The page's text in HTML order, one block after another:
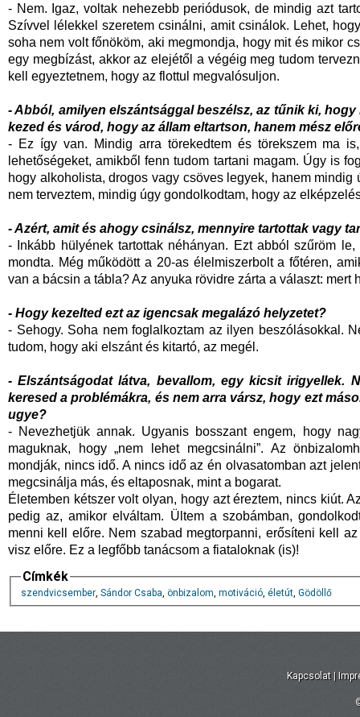
- Nem. Igaz, voltak nehezebb periódusok, de mindig azt
Szívvel lélekkel szeretem csinálni, amit csinálok. Lehet,
soha nem volt főnököm, aki megmondja, hogy mit és mikor
egy megbízást, akkor az elejétől a végéig meg tudom
kell egyeztetnem, hogy az flottul megvalósuljon.
- Abból, amilyen elszántsággal beszélsz, az tűnik ki,
kezed és várod, hogy az állam eltartson, hanem mész
- Ez így van. Mindig arra törekedtem és törekszem ma
lehetőségeket, amikből fenn tudom tartani magam. Úgy is
hogy alkoholista, drogos vagy csöves legyek, hanem
nem terveztem, mindig úgy gondolkodtam, hogy az
- Azért, amit és ahogy csinálsz, mennyire tartottak vagy
- Inkább hülyének tartottak néhányan. Ezt abból szűröm
mondta. Még működött a 20-as élelmiszerbolt a főtéren,
van a bácsin a tábla? Az anyuka rövidre zárta a választ: mert
- Hogy kezelted ezt az igencsak megalázó helyzetet?
- Sehogy. Soha nem foglalkoztam az ilyen beszólásokkal.
tudom, hogy aki elszánt és kitartó, az megél.
- Elszántságodat látva, bevallom, egy kicsit irigyellek.
keresed a problémákra, és nem arra vársz, hogy ezt
ugye?
- Nevezhetjük annak. Ugyanis bosszant engem, hogy
maguknak, hogy „nem lehet megcsinálni”. Az
mondják, nincs idő. A nincs idő az én olvasatomban azt
megcsinálja más, és eltaposnak, mint a bogarat.
Életemben kétszer volt olyan, hogy azt éreztem, nincs kiút.
pedig az, amikor elváltam. Ültem a szobámban,
menni kell előre. Nem szabad megtorpanni, erősíteni kell
visz előre. Ez a legfőbb tanácsom a fiataloknak (is)!
Címkék
szendvicsember, Sándor Csaba, önbizalom, motiváció, életút, Gödöllő
Kapcsolat |